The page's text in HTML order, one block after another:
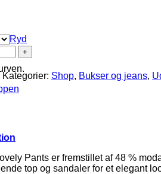
Ryd
Kategorier: Shop, Bukser og jeans,
Pants er fremstillet af 48 %
top og sandaler for et elegant